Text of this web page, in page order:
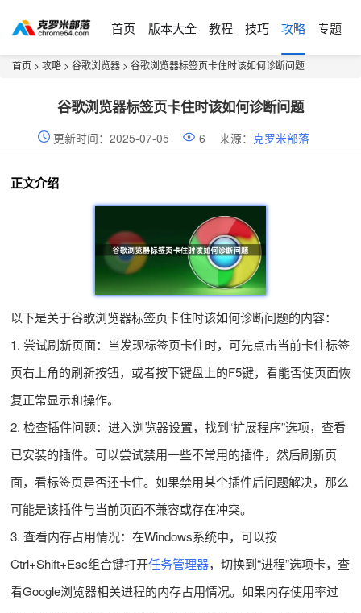
首页 版本大全 教程 技巧 攻略 专题
首页 > 攻略 > 谷歌浏览器 > 谷歌浏览器标签页卡住时该如何诊断问题
谷歌浏览器标签页卡住时该如何诊断问题
更新时间：2025-07-05 6 来源： 克罗米部落
正文介绍
以下是关于谷歌浏览器标签页卡住时该如何诊断问题的内容：
1. 尝试刷新页面：当发现标签页卡住时，可先点击当前卡住标签
页右上角的刷新按钮，或者按下键盘上的F5键，看能否使页面恢
复正常显示和操作。
2. 检查插件问题：进入浏览器设置，找到“扩展程序”选项，查看
已安装的插件。可以尝试禁用一些不常用的插件，然后刷新页
面，看标签页是否还卡住。如果禁用某个插件后问题解决，那么
可能是该插件与当前页面不兼容或存在冲突。
3. 查看内存占用情况：在Windows系统中，可以按
Ctrl+Shift+Esc组合键打开任务管理器，切换到“进程”选项卡，查
看Google浏览器相关进程的内存占用情况。如果内存使用率过